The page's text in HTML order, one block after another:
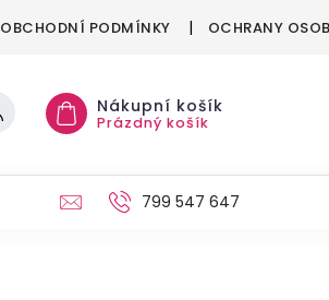
OBCHODNÍ PODMÍNKY OCHRANY
Nákupní košík
Prázdný košík
VÁNOCE799 547 647